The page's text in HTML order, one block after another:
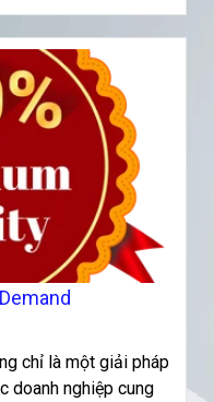
chỉ là một giải pháp
doanh nghiệp cung